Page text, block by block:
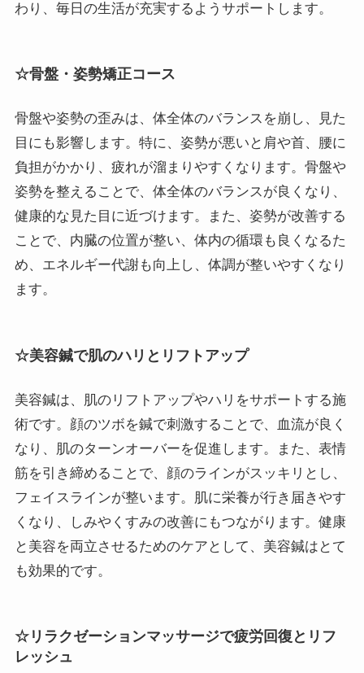
わり、毎日の生活が充実するようサポートします。
☆骨盤・姿勢矯正コース
骨盤や姿勢の歪みは、体全体のバランスを崩し、見た
目にも影響します。特に、姿勢が悪いと肩や首、腰に
負担がかかり、疲れが溜まりやすくなります。骨盤や
姿勢を整えることで、体全体のバランスが良くなり、
健康的な見た目に近づけます。また、姿勢が改善する
ことで、内臓の位置が整い、体内の循環も良くなるた
め、エネルギー代謝も向上し、体調が整いやすくなり
ます。
☆美容鍼で肌のハリとリフトアップ
美容鍼は、肌のリフトアップやハリをサポートする施
術です。顔のツボを鍼で刺激することで、血流が良く
なり、肌のターンオーバーを促進します。また、表情
筋を引き締めることで、顔のラインがスッキリとし、
フェイスラインが整います。肌に栄養が行き届きやす
くなり、しみやくすみの改善にもつながります。健康
と美容を両立させるためのケアとして、美容鍼はとて
も効果的です。
☆リラクゼーションマッサージで疲労回復とリフ
レッシュ